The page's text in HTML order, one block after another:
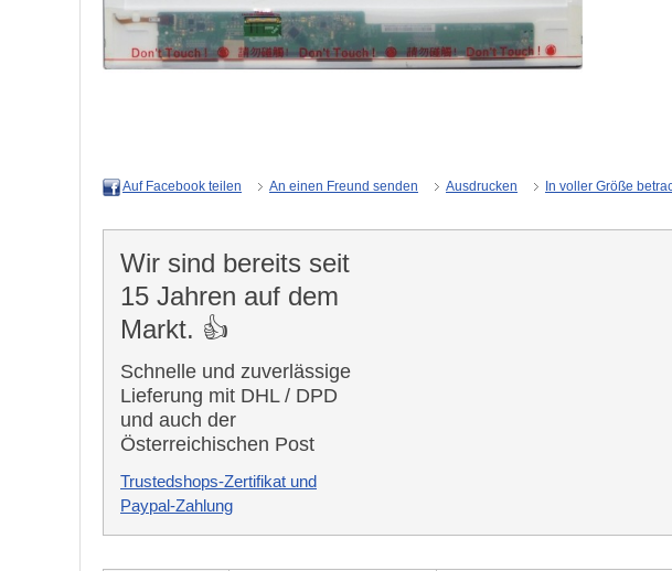
Auf Facebook teilen An einen Freund senden Ausdrucken In voller Größe
Wir sind bereits seit
15 Jahren auf dem
Markt. 👍
Schnelle und zuverlässige
Lieferung mit DHL / DPD
und auch der
Österreichischen Post
Trustedshops-Zertifikat und
Paypal-Zahlung